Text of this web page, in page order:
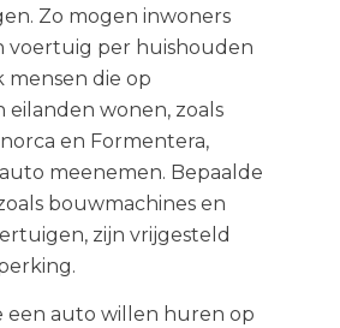
Zo mogen inwoners
voertuig per huishouden
mensen die op
eilanden wonen, zoals
en Formentera,
meenemen. Bepaalde
bouwmachines en
zijn vrijgesteld
een auto willen huren op